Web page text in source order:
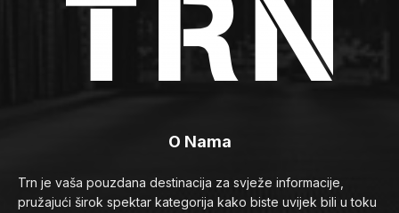
O Nama
Trn je vaša pouzdana destinacija za svježe informacije,
pružajući širok spektar kategorija kako biste uvijek bili u toku